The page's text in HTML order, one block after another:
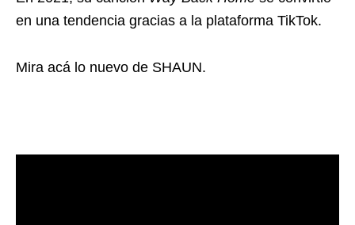
en una tendencia gracias a la plataforma TikTok.
Mira acá lo nuevo de SHAUN.